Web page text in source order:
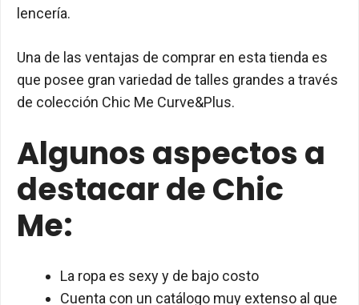
lencería.
Una de las ventajas de comprar en esta tienda es
que posee gran variedad de talles grandes a través
de colección Chic Me Curve&Plus.
Algunos aspectos a
destacar de Chic
Me:
La ropa es sexy y de bajo costo
Cuenta con un catálogo muy extenso al que